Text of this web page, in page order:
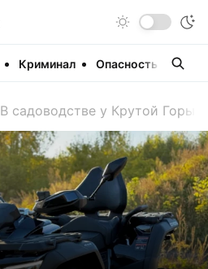
Криминал Опасность
В садоводстве у Крутой Горы